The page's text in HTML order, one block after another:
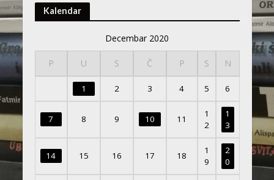
Kalendar
Decembar 2020
P U S Č P S N
1 2 3 4 5 6
7 8 9 10 11
1
2
1
3
14 15 16 17 18
1
9
2
0